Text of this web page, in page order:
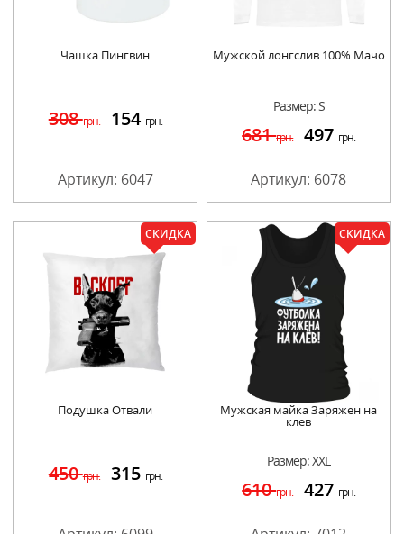
Чашка Пингвин
308грн. 154 грн.
Артикул: 6047
Мужской лонгслив 100% Мачо
Размер: S
681грн. 497 грн.
Артикул: 6078
СКИДКА
Подушка Отвали
450грн. 315 грн.
СКИДКА
Мужская майка Заряжен на
клев
Размер: XXL
610грн. 427 грн.